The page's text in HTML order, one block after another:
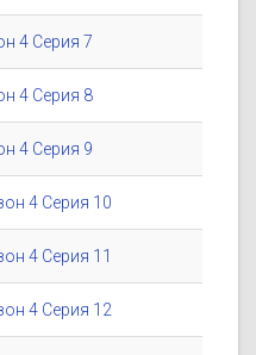
4 Серия 7
4 Серия 8
4 Серия 9
4 Серия 10
4 Серия 11
4 Серия 12